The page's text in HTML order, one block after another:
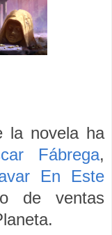
la novela ha
Fábrega,
En Este
de ventas